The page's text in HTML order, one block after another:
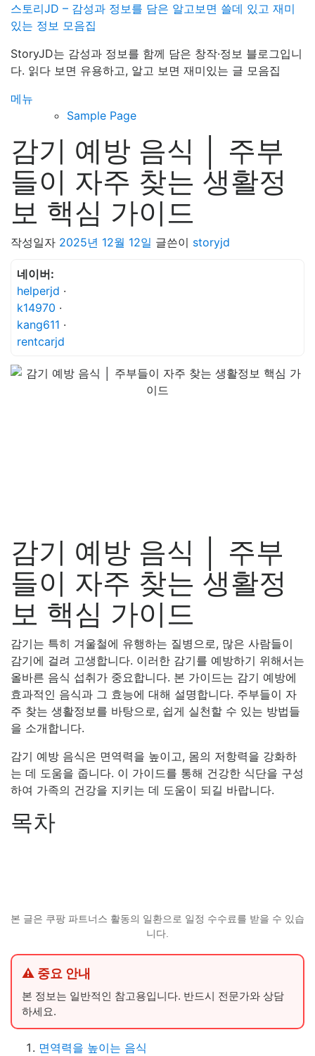
스토리JD – 감성과 정보를 담은 알고보면 쓸데 있고 재미
있는 정보 모음집
StoryJD는 감성과 정보를 함께 담은 창작·정보 블로그입니
다. 읽다 보면 유용하고, 알고 보면 재미있는 글 모음집
메뉴
Sample Page
감기 예방 음식 │ 주부
들이 자주 찾는 생활정
보 핵심 가이드
작성일자 2025년 12월 12일 글쓴이 storyjd
네이버:
helperjd ·
k14970 ·
kang611 ·
rentcarjd
감기 예방 음식 │ 주부
들이 자주 찾는 생활정
보 핵심 가이드
감기는 특히 겨울철에 유행하는 질병으로, 많은 사람들이
감기에 걸려 고생합니다. 이러한 감기를 예방하기 위해서는
올바른 음식 섭취가 중요합니다. 본 가이드는 감기 예방에
효과적인 음식과 그 효능에 대해 설명합니다. 주부들이 자
주 찾는 생활정보를 바탕으로, 쉽게 실천할 수 있는 방법들
을 소개합니다.
감기 예방 음식은 면역력을 높이고, 몸의 저항력을 강화하
는 데 도움을 줍니다. 이 가이드를 통해 건강한 식단을 구성
하여 가족의 건강을 지키는 데 도움이 되길 바랍니다.
목차
본 글은 쿠팡 파트너스 활동의 일환으로 일정 수수료를 받을 수 있습
니다.
⚠ 중요 안내
본 정보는 일반적인 참고용입니다. 반드시 전문가와 상담
하세요.
면역력을 높이는 음식